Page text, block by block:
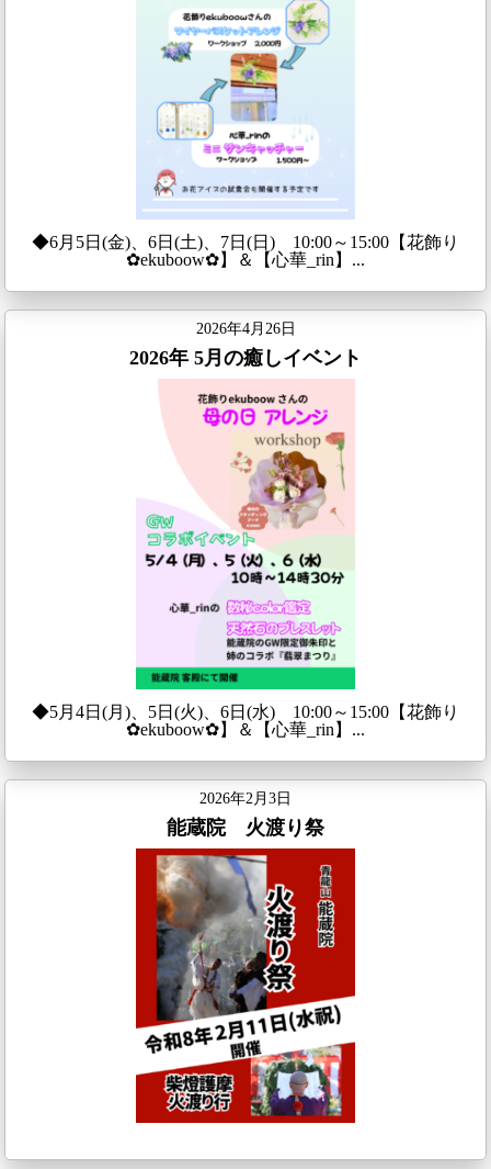
◆6月5日(金)、6日(土)、7日(日) 10:00～15:00【花飾り
✿ekuboow✿】＆【心華_rin】...
2026年4月26日
2026年 5月の癒しイベント
◆5月4日(月)、5日(火)、6日(水) 10:00～15:00【花飾り
✿ekuboow✿】＆【心華_rin】...
2026年2月3日
能蔵院 火渡り祭